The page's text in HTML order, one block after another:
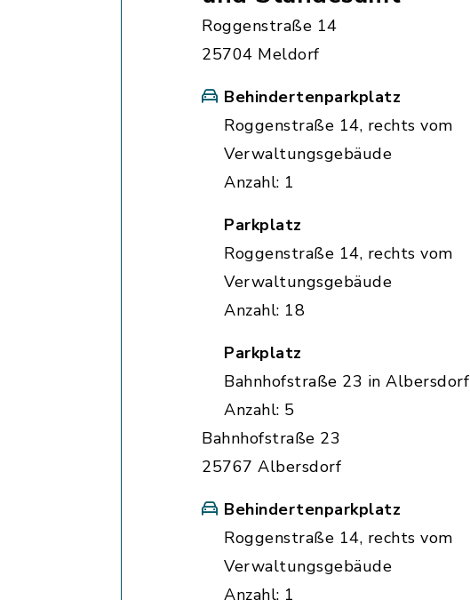
Roggenstraße 14
25704 Meldorf
Behindertenparkplatz
Roggenstraße 14, rechts vom
Verwaltungsgebäude
Anzahl: 1
Parkplatz
Roggenstraße 14, rechts vom
Verwaltungsgebäude
Anzahl: 18
Parkplatz
Bahnhofstraße 23 in Albersdorf
Anzahl: 5
Bahnhofstraße 23
25767 Albersdorf
Behindertenparkplatz
Roggenstraße 14, rechts vom
Verwaltungsgebäude
Anzahl: 1